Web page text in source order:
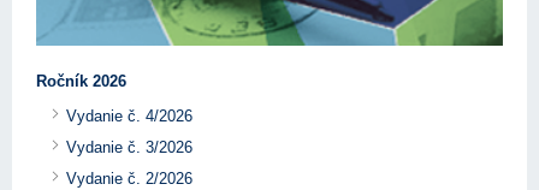
Ročník 2026
Vydanie č. 4/2026
Vydanie č. 3/2026
Vydanie č. 2/2026